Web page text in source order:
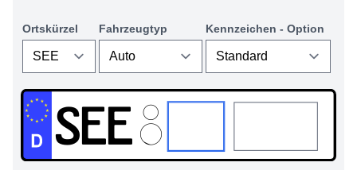
Ortskürzel Fahrzeugtyp Kennzeichen - Option
SEE: